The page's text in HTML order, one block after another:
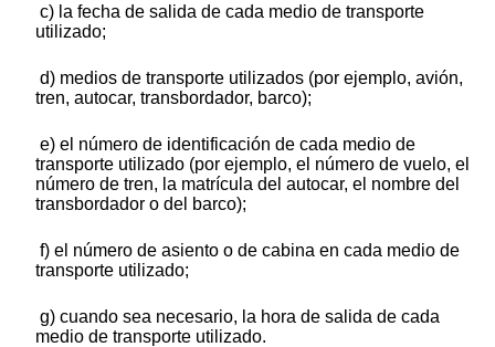
c) la fecha de salida de cada medio de transporte
utilizado;
d) medios de transporte utilizados (por ejemplo, avión,
tren, autocar, transbordador, barco);
e) el número de identificación de cada medio de
transporte utilizado (por ejemplo, el número de vuelo, el
número de tren, la matrícula del autocar, el nombre del
transbordador o del barco);
f) el número de asiento o de cabina en cada medio de
transporte utilizado;
g) cuando sea necesario, la hora de salida de cada
medio de transporte utilizado.